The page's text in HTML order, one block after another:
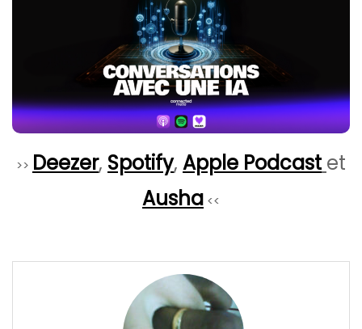
>> Deezer, Spotify, Apple Podcast et
Ausha <<